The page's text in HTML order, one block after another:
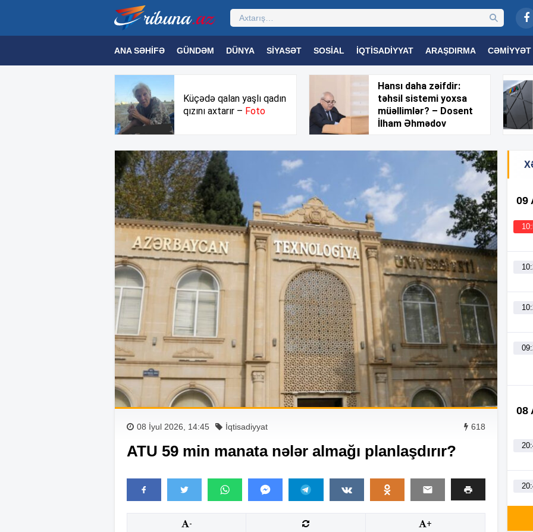
ANA SƏHIFƏ GÜNDƏM DÜNYA SIYASƏT SOSIAL İQTISADIYYAT ARAŞDIRMA CƏMIYYƏT
MƏDƏNIYYƏT SAĞLAMLIQ MARAQLI TRIBUNA TV
Küçədə qalan yaşlı qadın
qızını axtarır – Foto
Hansı daha zəifdir:
təhsil sistemi yoxsa
müəllimlər? – Dosent
İlham Əhmədov
08 İyul 2026, 14:45 İqtisadiyyat 618
ATU 59 min manata nələr almağı planlaşdırır?
- +
09
08